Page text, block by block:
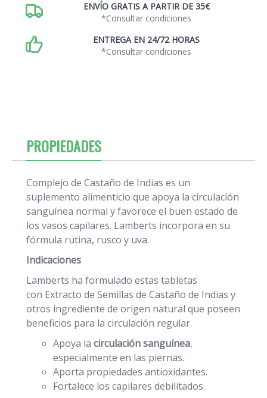
ENVÍO GRATIS A PARTIR DE 35€
*Consultar condiciones
ENTREGA EN 24/72 HORAS
*Consultar condiciones
PROPIEDADES
Complejo de Castaño de Indias es un
suplemento alimenticio que apoya la circulación
sanguínea normal y favorece el buen estado de
los vasos capilares. Lamberts incorpora en su
fórmula rutina, rusco y uva.
Indicaciones
Lamberts ha formulado estas tabletas
con Extracto de Semillas de Castaño de Indias y
otros ingrediente de origen natural que poseen
beneficios para la circulación regular.
Apoya la circulación sanguínea,
especialmente en las piernas.
Aporta propiedades antioxidantes.
Fortalece los capilares debilitados.